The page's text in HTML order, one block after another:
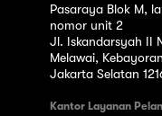
Pasaraya Blok M,
nomor unit 2
Jl. Iskandarsyah II
Melawai,
Jakarta Selatan
Kantor Layanan